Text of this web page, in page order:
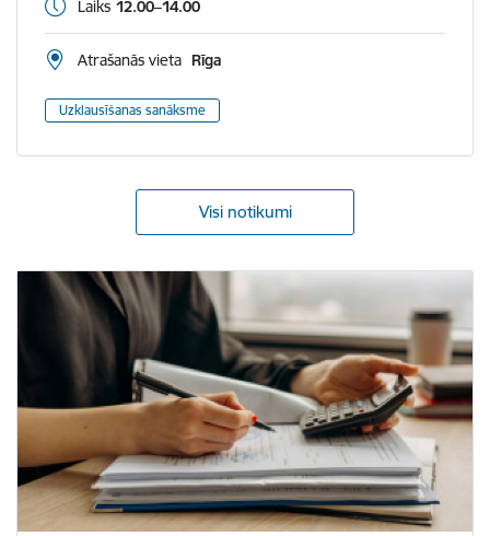
Laiks 12.00–14.00
Atrašanās vieta Rīga
Uzklausīšanas sanāksme
Visi notikumi